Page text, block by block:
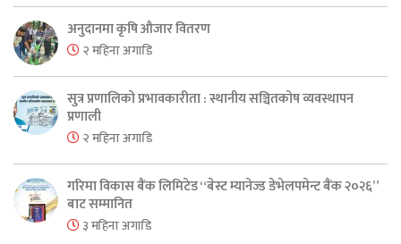
अनुदानमा कृषि औजार वितरण
२ महिना अगाडि
सुत्र प्रणालिको प्रभावकारीता : स्थानीय सञ्चितकोष व्यवस्थापन
प्रणाली
२ महिना अगाडि
गरिमा विकास बैंक लिमिटेड “बेस्ट म्यानेज्ड डेभेलपमेन्ट बैंक २०२६”
बाट सम्मानित
३ महिना अगाडि